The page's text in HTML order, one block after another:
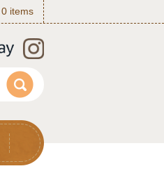
0 items